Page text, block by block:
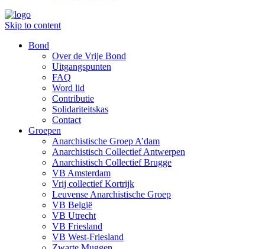
Skip to content
Bond
Over de Vrije Bond
Uitgangspunten
FAQ
Word lid
Contributie
Solidariteitskas
Contact
Groepen
Anarchistische Groep A’dam
Anarchistisch Collectief Antwerpen
Anarchistisch Collectief Brugge
VB Amsterdam
Vrij collectief Kortrijk
Leuvense Anarchistische Groep
VB België
VB Utrecht
VB Friesland
VB West-Friesland